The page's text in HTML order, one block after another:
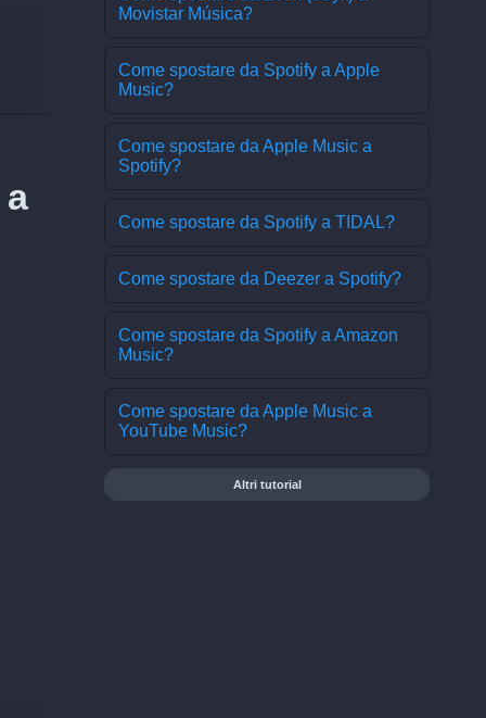
Movistar Música?
Come spostare da Spotify a Apple
Music?
Come spostare da Apple Music a
Spotify?
Come spostare da Spotify a TIDAL?
Come spostare da Deezer a Spotify?
Come spostare da Spotify a Amazon
Music?
Come spostare da Apple Music a
YouTube Music?
Altri tutorial